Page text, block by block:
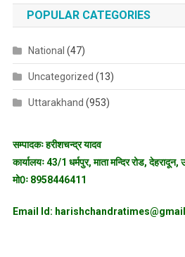
POPULAR CATEGORIES
National (47)
Uncategorized (13)
Uttarakhand (953)
सम्पादकः हरीशचन्द्र यादव
कार्यालयः 43/1 धर्मपुर, माता मन्दिर रोड,
मो0ः 8958446411
Email Id: